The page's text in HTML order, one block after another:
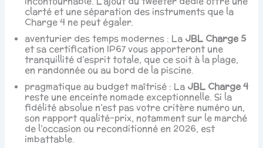
clarté et une séparation des instruments que la
Charge 4 ne peut égaler.
aventurier des temps modernes : La JBL Charge 5
et sa certification IP67 vous apporteront une
tranquillité d’esprit totale, que ce soit à la plage,
en randonnée ou au bord de la piscine.
pragmatique au budget maîtrisé : La JBL Charge 4
reste une enceinte nomade exceptionnelle. Si la
fidélité absolue n’est pas votre critère numéro un,
son rapport qualité-prix, notamment sur le marché
de l’occasion ou reconditionné en 2026, est
imbattable.